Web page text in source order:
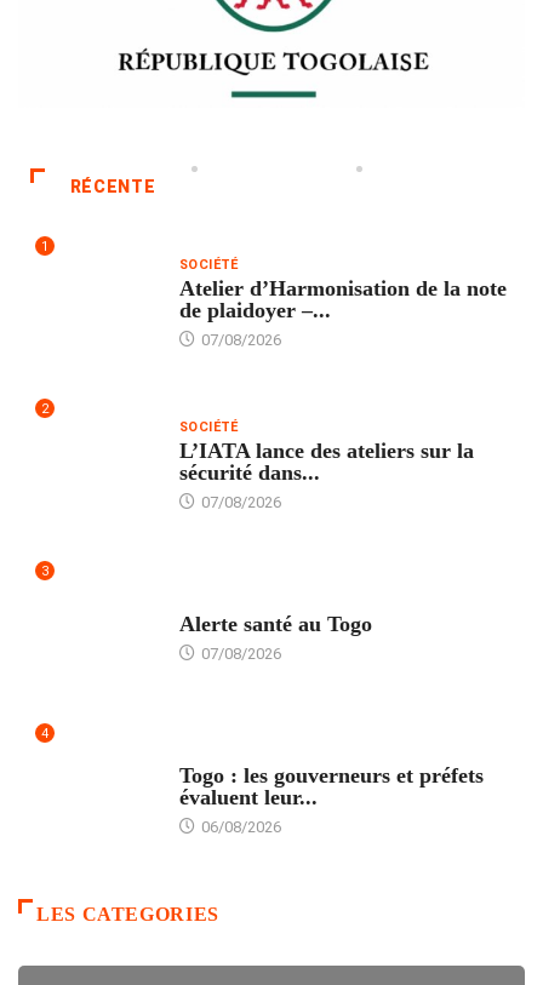
RÉCENTE
1
SOCIÉTÉ
Atelier d’Harmonisation de la note
de plaidoyer –...
07/08/2026
2
SOCIÉTÉ
L’IATA lance des ateliers sur la
sécurité dans...
07/08/2026
3
Alerte santé au Togo
07/08/2026
4
Togo : les gouverneurs et préfets
évaluent leur...
06/08/2026
LES CATEGORIES